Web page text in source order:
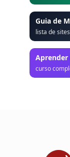
Guia de
lista de
curso